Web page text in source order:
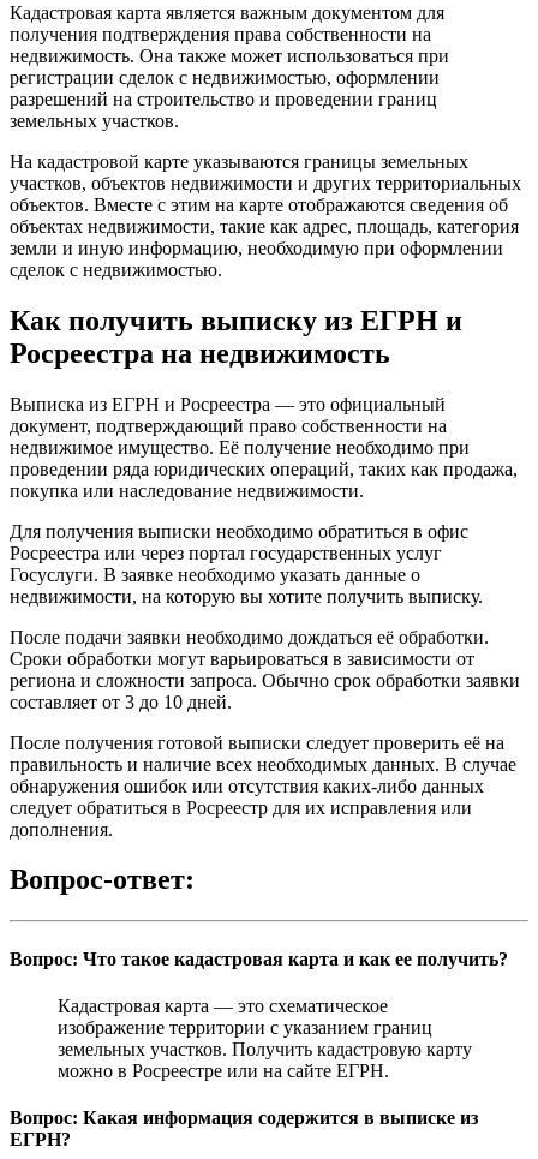
Кадастровая карта является важным документом для
получения подтверждения права собственности на
недвижимость. Она также может использоваться при
регистрации сделок с недвижимостью, оформлении
разрешений на строительство и проведении границ
земельных участков.
На кадастровой карте указываются границы земельных
участков, объектов недвижимости и других территориальных
объектов. Вместе с этим на карте отображаются сведения об
объектах недвижимости, такие как адрес, площадь, категория
земли и иную информацию, необходимую при оформлении
сделок с недвижимостью.
Как получить выписку из ЕГРН и
Росреестра на недвижимость
Выписка из ЕГРН и Росреестра — это официальный
документ, подтверждающий право собственности на
недвижимое имущество. Её получение необходимо при
проведении ряда юридических операций, таких как продажа,
покупка или наследование недвижимости.
Для получения выписки необходимо обратиться в офис
Росреестра или через портал государственных услуг
Госуслуги. В заявке необходимо указать данные о
недвижимости, на которую вы хотите получить выписку.
После подачи заявки необходимо дождаться её обработки.
Сроки обработки могут варьироваться в зависимости от
региона и сложности запроса. Обычно срок обработки заявки
составляет от 3 до 10 дней.
После получения готовой выписки следует проверить её на
правильность и наличие всех необходимых данных. В случае
обнаружения ошибок или отсутствия каких-либо данных
следует обратиться в Росреестр для их исправления или
дополнения.
Вопрос-ответ:
Вопрос: Что такое кадастровая карта и как ее получить?
Кадастровая карта — это схематическое
изображение территории с указанием границ
земельных участков. Получить кадастровую карту
можно в Росреестре или на сайте ЕГРН.
Вопрос: Какая информация содержится в выписке из
ЕГРН?